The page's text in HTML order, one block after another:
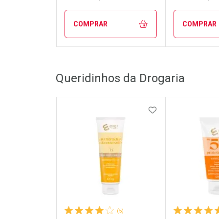
COMPRAR
Laboratório
Por Menos
COMPRAR
Por
Queridinhos da Drogaria
(5)
ADICIONAR AOS